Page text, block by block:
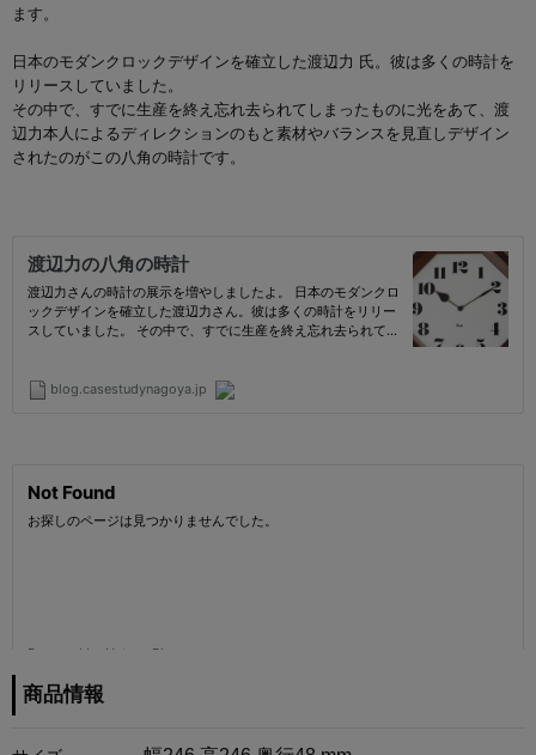
ます。
日本のモダンクロックデザインを確立した渡辺力 氏。彼は多くの時計を
リリースしていました。
その中で、すでに生産を終え忘れ去られてしまったものに光をあて、渡
辺力本人によるディレクションのもと素材やバランスを見直しデザイン
されたのがこの八角の時計です。
商品情報